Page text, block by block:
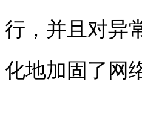
行，并且对异
化地加固了网